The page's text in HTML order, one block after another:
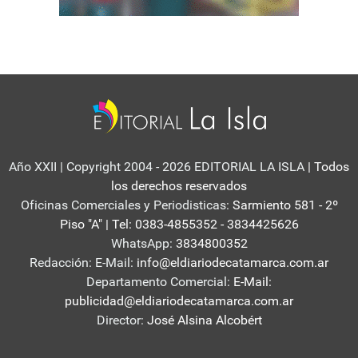
Año XXII | Copyright 2004 - 2026 EDITORIAL LA ISLA | Todos
los derechos reservados
Oficinas Comerciales y Periodisticas: Sarmiento 581 - 2º
Piso "A" | Tel: 0383-4855352 - 3834425626
WhatsApp: 3834800352
Redacción: E-Mail: info@eldiariodecatamarca.com.ar
Departamento Comercial: E-Mail:
publicidad@eldiariodecatamarca.com.ar
Director: José Alsina Alcobért